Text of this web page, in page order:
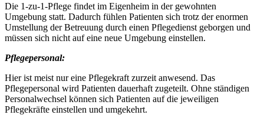
Die 1-zu-1-Pflege findet im Eigenheim in der gewohnten
Umgebung statt. Dadurch fühlen Patienten sich trotz der enormen
Umstellung der Betreuung durch einen Pflegedienst geborgen und
müssen sich nicht auf eine neue Umgebung einstellen.
Pflegepersonal:
Hier ist meist nur eine Pflegekraft zurzeit anwesend. Das
Pflegepersonal wird Patienten dauerhaft zugeteilt. Ohne ständigen
Personalwechsel können sich Patienten auf die jeweiligen
Pflegekräfte einstellen und umgekehrt.